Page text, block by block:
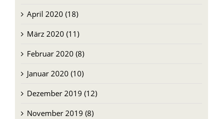
April 2020 (18)
März 2020 (11)
Februar 2020 (8)
Januar 2020 (10)
Dezember 2019 (12)
November 2019 (8)